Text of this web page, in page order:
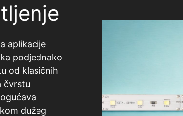
aplikacije
podjednako
od klasičnih
čvrstu
dužeg